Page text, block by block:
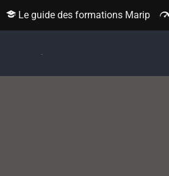
Le guide des formations Marip